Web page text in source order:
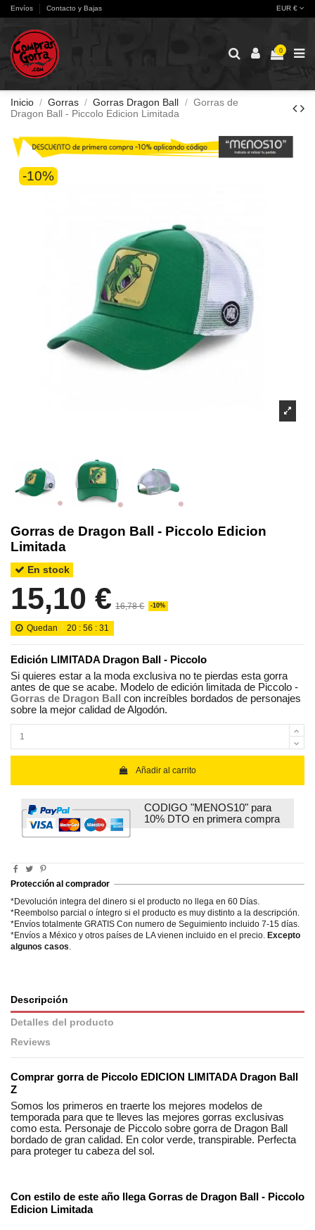
Envíos Contacto y Bajas EUR €
0
Inicio Gorras Gorras Dragon Ball
Gorras de
Dragon Ball - Piccolo Edicion Limitada
-10%
Gorras de Dragon Ball - Piccolo Edicion
Limitada
En stock
15,10 € 16,78 € -10%
Quedan 20 :56 :30
Edición LIMITADA Dragon Ball - Piccolo
Si quieres estar a la moda exclusiva no te pierdas esta gorra
antes de que se acabe. Modelo de edición limitada de Piccolo -
Gorras de Dragon Ball con increíbles bordados de personajes
sobre la mejor calidad de Algodón.
Añadir al carrito
CODIGO "MENOS10" para
10% DTO en primera compra
Protección al comprador
*Devolución integra del dinero si el producto no llega en 60 Días.
*Reembolso parcial o íntegro si el producto es muy distinto a la descripción.
*Envíos totalmente GRATIS Con numero de Seguimiento incluido 7-15 días.
*Envíos a México y otros países de LA vienen incluido en el precio. Excepto
algunos casos
Descripción
Detalles del producto
Reviews
Comprar gorra de Piccolo EDICION LIMITADA Dragon Ball
Z
Somos los primeros en traerte los mejores modelos de
temporada para que te lleves las mejores gorras exclusivas
como esta. Personaje de Piccolo sobre gorra de Dragon Ball
bordado de gran calidad. En color verde, transpirable. Perfecta
para proteger tu cabeza del sol.
Estilos
Genero
Con estilo de este año llegaGorras de Dragon Ball - Piccolo
Edicion Limitada